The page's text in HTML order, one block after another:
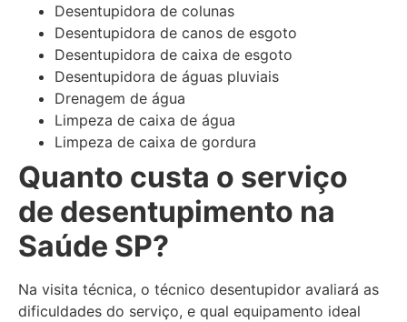
Desentupidora de colunas
Desentupidora de canos de esgoto
Desentupidora de caixa de esgoto
Desentupidora de águas pluviais
Drenagem de água
Limpeza de caixa de água
Limpeza de caixa de gordura
Quanto custa o serviço
de desentupimento na
Saúde SP?
Na visita técnica, o técnico desentupidor avaliará as
dificuldades do serviço, e qual equipamento ideal